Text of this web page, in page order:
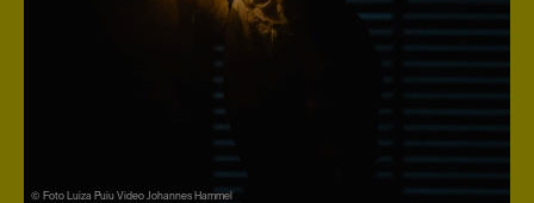
© Foto Luiza Puiu Video Johannes Hammel